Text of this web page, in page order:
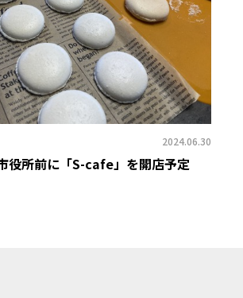
2024.06.30
役所前に「S-cafe」を開店予定